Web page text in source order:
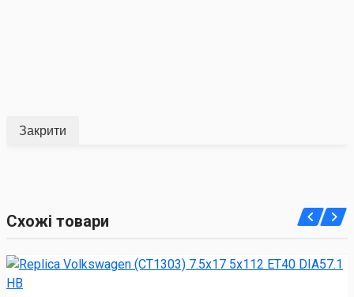
Закрити
Схожі товари